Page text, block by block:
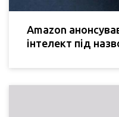
Amazon
інтелект під